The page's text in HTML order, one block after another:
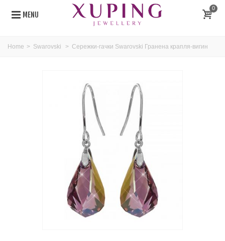
MENU
0
Home > Swarovski > Сережки-гачки Swarovski Гранена крапля-вигин